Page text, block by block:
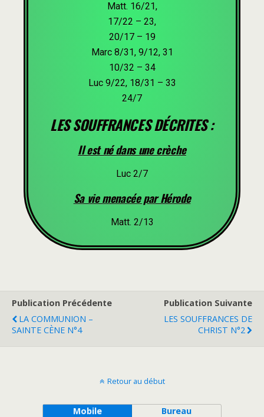
Matt. 16/21,
17/22 – 23,
20/17 – 19
Marc 8/31, 9/12, 31
10/32 – 34
Luc 9/22, 18/31 – 33
24/7
LES SOUFFRANCES DÉCRITES :
Il est né dans une crèche
Luc 2/7
Sa vie menacée par Hérode
Matt. 2/13
Publication Précédente
LA COMMUNION –
SAINTE CÈNE N°4
Publication Suivante
LES SOUFFRANCES DE
CHRIST N°2
Retour au début
Mobile Bureau